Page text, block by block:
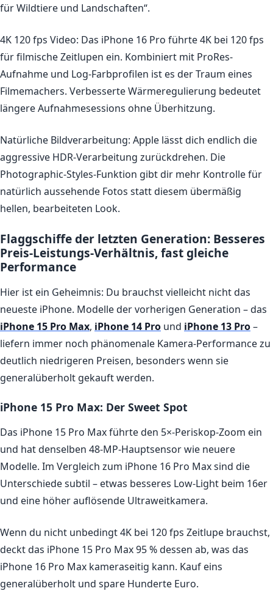
für Wildtiere und Landschaften“.
4K 120 fps Video: Das iPhone 16 Pro führte 4K bei 120 fps
für filmische Zeitlupen ein. Kombiniert mit ProRes-
Aufnahme und Log-Farbprofilen ist es der Traum eines
Filmemachers. Verbesserte Wärmeregulierung bedeutet
längere Aufnahmesessions ohne Überhitzung.
Natürliche Bildverarbeitung: Apple lässt dich endlich die
aggressive HDR-Verarbeitung zurückdrehen. Die
Photographic-Styles-Funktion gibt dir mehr Kontrolle für
natürlich aussehende Fotos statt diesem übermäßig
hellen, bearbeiteten Look.
Flaggschiffe der letzten Generation: Besseres
Preis-Leistungs-Verhältnis, fast gleiche
Performance
Hier ist ein Geheimnis: Du brauchst vielleicht nicht das
neueste iPhone. Modelle der vorherigen Generation – das
iPhone 15 Pro Max, iPhone 14 Pro und iPhone 13 Pro–
liefern immer noch phänomenale Kamera-Performance zu
deutlich niedrigeren Preisen, besonders wenn sie
generalüberholt gekauft werden.
iPhone 15 Pro Max: Der Sweet Spot
Das iPhone 15 Pro Max führte den 5×-Periskop-Zoom ein
und hat denselben 48-MP-Hauptsensor wie neuere
Modelle. Im Vergleich zum iPhone 16 Pro Max sind die
Unterschiede subtil – etwas besseres Low-Light beim 16er
und eine höher auflösende Ultraweitkamera.
Wenn du nicht unbedingt 4K bei 120 fps Zeitlupe brauchst,
deckt das iPhone 15 Pro Max 95 % dessen ab, was das
iPhone 16 Pro Max kameraseitig kann. Kauf eins
generalüberholt und spare Hunderte Euro.